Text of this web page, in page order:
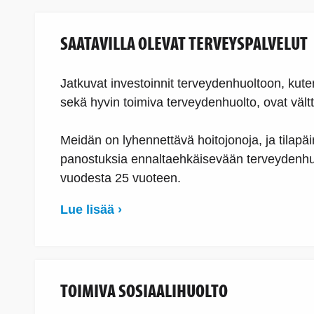
SAATAVILLA OLEVAT TERVEYSPALVELUT
Jatkuvat investoinnit terveydenhuoltoon,
sekä hyvin toimiva terveydenhuolto, ovat
Meidän on lyhennettävä hoitojonoja, ja
panostuksia ennaltaehkäisevään
vuodesta 25 vuoteen.
Lue lisää ›
TOIMIVA SOSIAALIHUOLTO